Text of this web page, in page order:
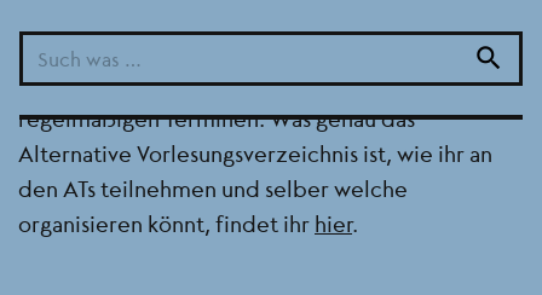
search
Autonomen Tutorien (ATs der Goethe-Universität
und TU Darmstadt) sowie den Lesekreisen und
regelmäßigen Terminen. Was genau das
Alternative Vorlesungsverzeichnis ist, wie ihr an
den ATs teilnehmen und selber welche
organisieren könnt, findet ihr hier.